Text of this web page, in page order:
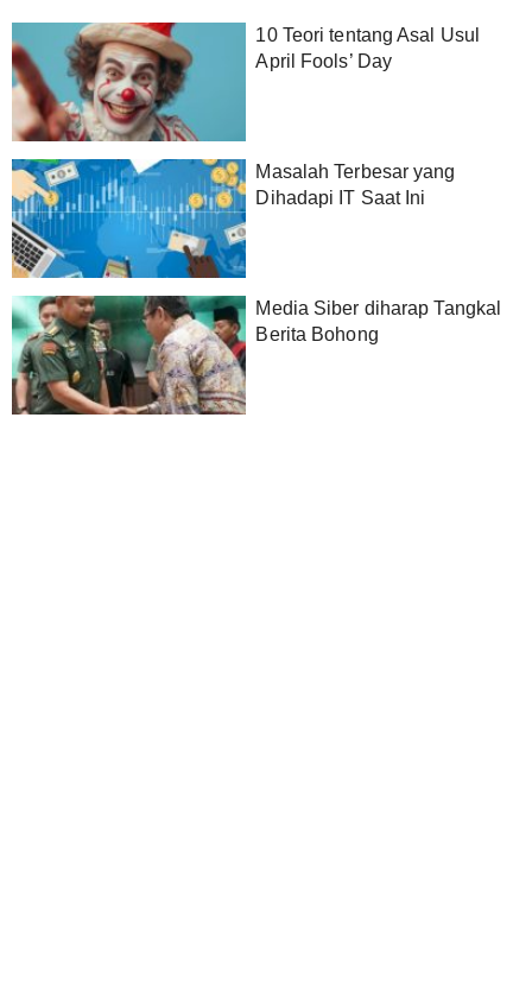
10 Teori tentang Asal Usul
April Fools’ Day
Masalah Terbesar yang
Dihadapi IT Saat Ini
Media Siber diharap Tangkal
Berita Bohong